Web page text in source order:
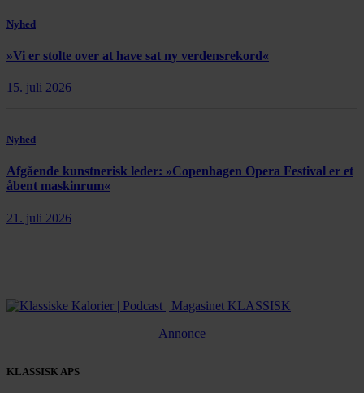
Nyhed
»Vi er stolte over at have sat ny verdensrekord«
15. juli 2026
Nyhed
Afgående kunstnerisk leder: »Copenhagen Opera Festival er et
åbent maskinrum«
21. juli 2026
Annonce
KLASSISK APS